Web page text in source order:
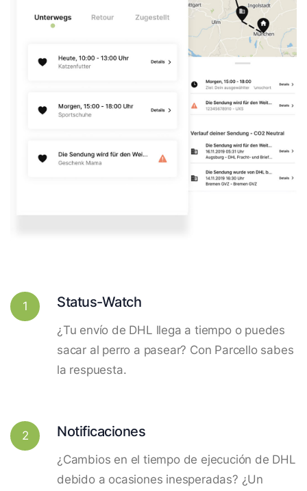
1 Status-Watch
¿Tu envío de DHL llega a tiempo o puedes
sacar al perro a pasear? Con Parcello sabes
la respuesta.
2 Notificaciones
¿Cambios en el tiempo de ejecución de DHL
debido a ocasiones inesperadas? ¿Un